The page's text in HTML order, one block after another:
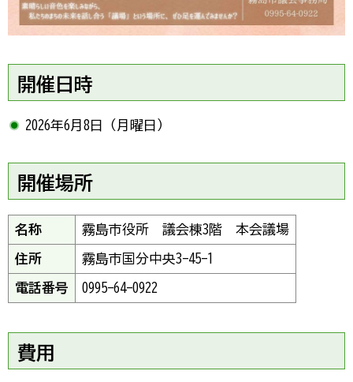
開催日時
2026年6月8日（月曜日）
開催場所
名称 霧島市役所 議会棟3階 本会議場
住所 霧島市国分中央3-45-1
電話番号 0995-64-0922
費用